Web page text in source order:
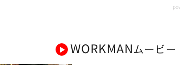
WORKMANムービー